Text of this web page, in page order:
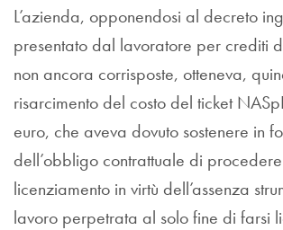
L’azienda, opponendosi al decreto
presentato dal lavoratore per crediti
non ancora corrisposte, otteneva,
risarcimento del costo del ticket
euro, che aveva dovuto sostenere in
dell’obbligo contrattuale di
licenziamento in virtù dell’assenza
lavoro perpetrata al solo fine di farsi